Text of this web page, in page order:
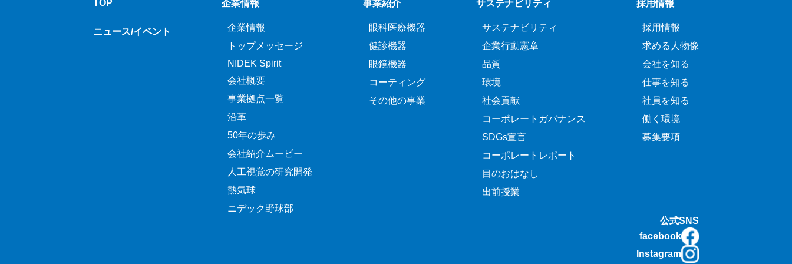
TOP
ニュース/イベント
企業情報
企業情報
トップメッセージ
NIDEK Spirit
会社概要
事業拠点一覧
沿革
50年の歩み
会社紹介ムービー
人工視覚の研究開発
熱気球
ニデック野球部
事業紹介
眼科医療機器
健診機器
眼鏡機器
コーティング
その他の事業
サステナビリティ
サステナビリティ
企業行動憲章
品質
環境
社会貢献
コーポレートガバナンス
SDGs宣言
コーポレートレポート
目のおはなし
出前授業
採用情報
採用情報
求める人物像
会社を知る
仕事を知る
社員を知る
働く環境
募集要項
公式SNS
facebook
Instagram